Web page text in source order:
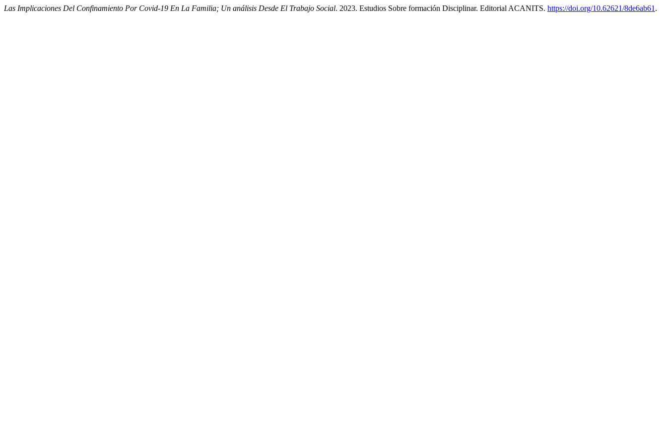
Las Implicaciones Del Confinamiento Por Covid-19 En La Familia; Un análisis Desde El Trabajo Social. 2023. Estudios Sobre formación Disciplinar. Editorial ACANITS. https://doi.org/10.62621/8de6ab61 .